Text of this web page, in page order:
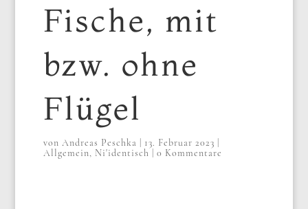
Fische, mit
bzw. ohne
Flügel
von Andreas Peschka 13. Februar 2023
Allgemein, Ni'identisch 0 Kommentare